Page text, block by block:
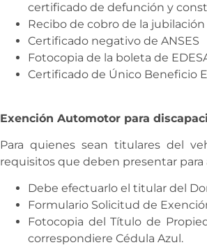
certificado de defunción y
Recibo de cobro de la
Certificado negativo de ANSES
Fotocopia de la boleta de
Certificado de Único Beneficio
Exención Automotor para
Para quienes sean titulares del
requisitos que deben presentar
Debe efectuarlo el titular del
Formulario Solicitud de
Fotocopia del Título de
correspondiere Cédula Azul.